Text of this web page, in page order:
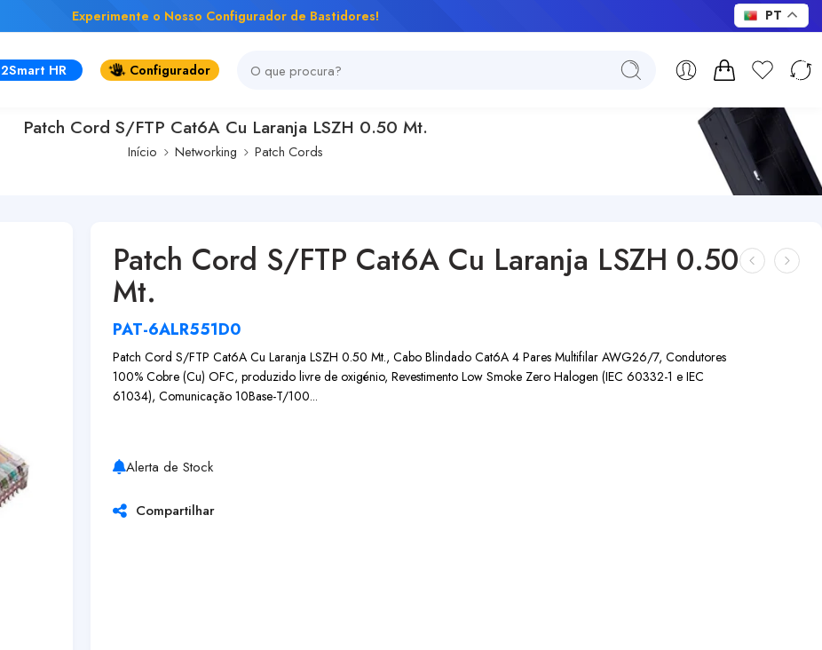
Experimente o Nosso Configurador de Bastidores!
2Smart HR Configurador
Patch Cord S/FTP Cat6A Cu Laranja LSZH 0.50 Mt.
Início Networking Patch Cords
Patch Cord S/FTP Cat6A Cu Laranja LSZH 0.50
Mt.
PAT-6ALR551D0
Patch Cord S/FTP Cat6A Cu Laranja LSZH 0.50 Mt., Cabo Blindado Cat6A 4 Pares Multifilar AWG26/7, Condutores
100% Cobre (Cu) OFC, produzido livre de oxigénio, Revestimento Low Smoke Zero Halogen (IEC 60332-1 e IEC
61034), Comunicação 10Base-T/100...
Alerta de Stock
Compartilhar
PT